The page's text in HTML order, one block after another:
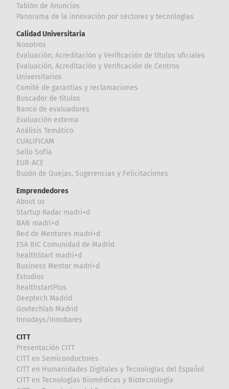
Tablón de Anuncios
Panorama de la innovación por sectores y tecnologías
Calidad Universitaria
Nosotros
Evaluación, Acreditación y Verificación de títulos oficiales
Evaluación, Acreditación y Verificación de Centros
Universitarios
Comité de garantías y reclamaciones
Buscador de títulos
Banco de evaluadores
Evaluación externa
Análisis Temático
CUALIFICAM
Sello Sofía
EUR-ACE
Buzón de Quejas, Sugerencias y Felicitaciones
Emprendedores
About us
Startup Radar madri+d
BAN madri+d
Red de Mentores madri+d
ESA BIC Comunidad de Madrid
healthStart madri+d
Business Mentor madri+d
Estudios
healthstartPlus
Deeptech Madrid
Govtechlab Madrid
Innodays/Innobares
CITT
Presentación CITT
CITT en Semiconductores
CITT en Humanidades Digitales y Tecnologías del Español
CITT en Tecnologías Biomédicas y Biotecnología